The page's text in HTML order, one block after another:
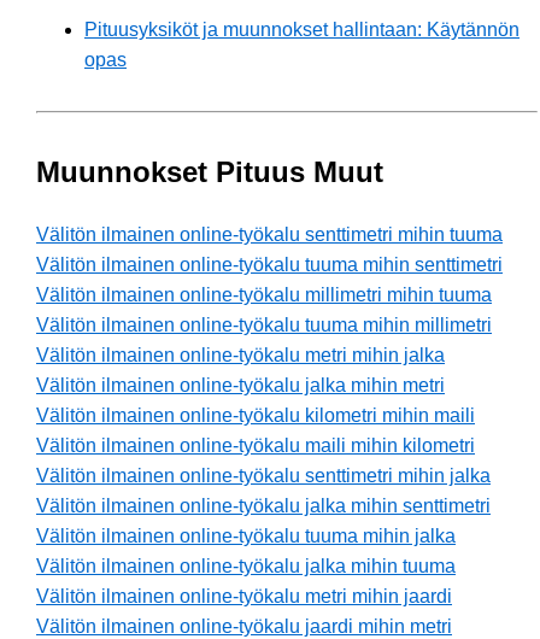
Pituusyksiköt ja muunnokset hallintaan: Käytännön
opas
Muunnokset Pituus Muut
Välitön ilmainen online-työkalu senttimetri mihin tuuma
Välitön ilmainen online-työkalu tuuma mihin senttimetri
Välitön ilmainen online-työkalu millimetri mihin tuuma
Välitön ilmainen online-työkalu tuuma mihin millimetri
Välitön ilmainen online-työkalu metri mihin jalka
Välitön ilmainen online-työkalu jalka mihin metri
Välitön ilmainen online-työkalu kilometri mihin maili
Välitön ilmainen online-työkalu maili mihin kilometri
Välitön ilmainen online-työkalu senttimetri mihin jalka
Välitön ilmainen online-työkalu jalka mihin senttimetri
Välitön ilmainen online-työkalu tuuma mihin jalka
Välitön ilmainen online-työkalu jalka mihin tuuma
Välitön ilmainen online-työkalu metri mihin jaardi
Välitön ilmainen online-työkalu jaardi mihin metri